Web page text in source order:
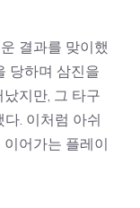
결과를 맞이했
당하며 삼진을
지만, 그 타구
. 이처럼 아쉬
어가는 플레이